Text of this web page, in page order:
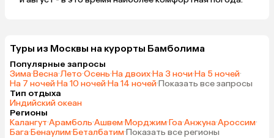
Туры из Москвы на курорты Бамболима
Популярные запросы
Зима·Весна·Лето·Осень·На двоих·На 3 ночи·На 5 ночей·
На 7 ночей·На 10 ночей·На 14 ночей·Показать все запросы
Тип отдыха
Индийский океан
Регионы
Калангут·Арамболь·Ашвем·Морджим·Гоа·Анжуна·Ароссим·
Бага·Бенаулим·Беталбатим·Показать все регионы